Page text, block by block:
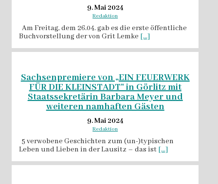
9. Mai 2024
Redaktion
Am Freitag, dem 26.04. gab es die erste öffentliche
Buchvorstellung der von Grit Lemke [...]
Sachsenpremiere von „EIN FEUERWERK
FÜR DIE KLEINSTADT“ in Görlitz mit
Staatssekretärin Barbara Meyer und
weiteren namhaften Gästen
9. Mai 2024
Redaktion
5 verwobene Geschichten zum (un-)typischen
Leben und Lieben in der Lausitz – das ist [...]